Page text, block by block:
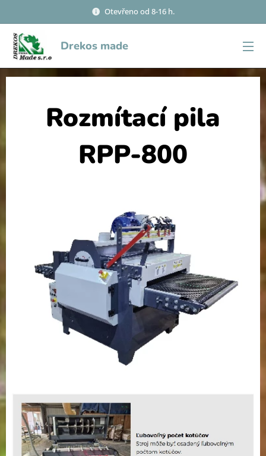
Otevřeno od 8-16 h.
Drekos made
Rozmítací pila
RPP-800